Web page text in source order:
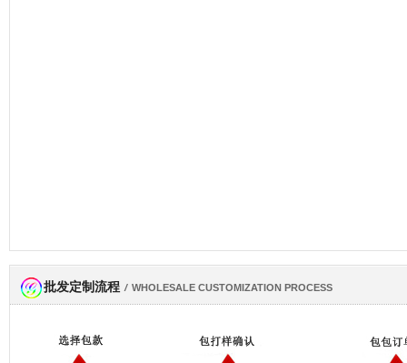
网商会会员
批发定制流程 / WHOLESALE CUSTOMIZATION PROCESS